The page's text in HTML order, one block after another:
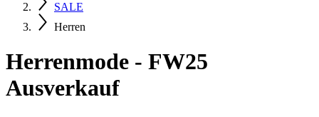
SALE
Herren
Herrenmode - FW25
Ausverkauf